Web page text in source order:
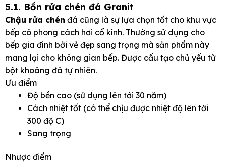
5.1. Bồn rửa chén đá Granit
Chậu rửa chén đá cũng là sự lựa chọn tốt cho khu vực
bếp có phong cách hơi cổ kính. Thường sử dụng cho
bếp gia đình bởi vẻ đẹp sang trọng mà sản phẩm này
mang lại cho không gian bếp. Được cấu tạo chủ yếu từ
bột khoáng đá tự nhiên.
Ưu điểm
Độ bền cao (sử dụng lên tới 30 năm)
Cách nhiệt tốt (có thể chịu được nhiệt độ lên tới
300 độ C)
Sang trọng
Nhược điểm